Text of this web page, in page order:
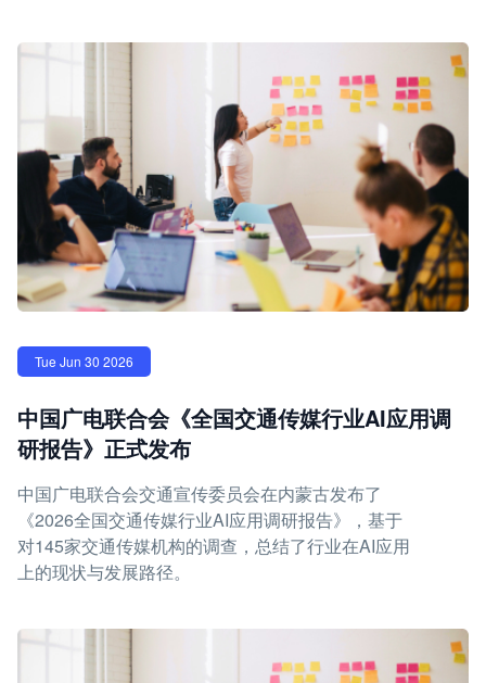
Tue Jun 30 2026
中国广电联合会《全国交通传媒行业AI应用调
研报告》正式发布
中国广电联合会交通宣传委员会在内蒙古发布了
《2026全国交通传媒行业AI应用调研报告》，基于
对145家交通传媒机构的调查，总结了行业在AI应用
上的现状与发展路径。